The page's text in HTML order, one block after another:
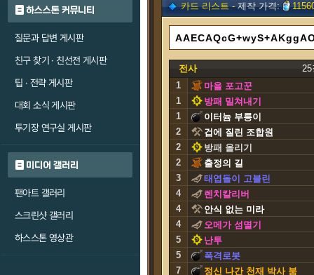
하스스톤 커뮤니티
질문과 답변 게시판
친구 찾기 · 친선전 게시판
팁 · 전략 게시판
대회 소식 게시판
투기장 연구실 게시판
미디어 갤러리
팬아트 갤러리
스크린샷 갤러리
하스스톤 영상관
카드 리스트 -제작 가격:
전사
25
1
마을 포고꾼
1
방패 밀쳐내기
1
이터늄 부릉이
2
겁에 질린 조합원
2
방패 올리기
2
출정의 길
3
태엽돌이 고블린
4
렌치칼리버
4
안식 없는 미라
4
오메가 섬멸기
5
난투
5
폭격로봇
7
정신 나간 천재 박사 붐